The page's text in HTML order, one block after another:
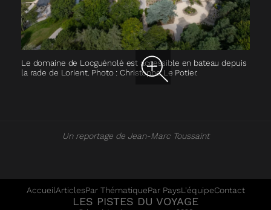
Le domaine de Locguénolé est accessible en bateau depuis
la rade de Lorient. Photo : Christophe Le Potier.
Un reportage de Jean-Marc Toussaint
AccueilArticlesPar ThématiquePar PaysL'équipeContact
LES PISTES DU VOYAGE